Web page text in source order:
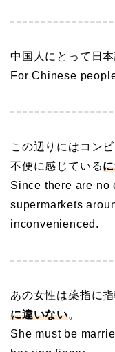
中国人にとって日
For Chinese
この辺りにはコン
不便に感じている
Since there are no
supermarkets
inconvenienced.
あの女性は薬指に
に違いない。
She must be